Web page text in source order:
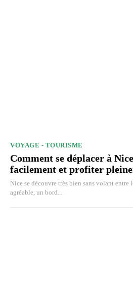
VOYAGE - TOURISME
Comment se déplacer à
facilement et profiter
Nice se découvre très bien sans volant
agréable, un bord...